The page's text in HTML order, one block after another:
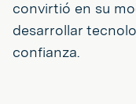
convirtió en su
desarrollar
confianza.